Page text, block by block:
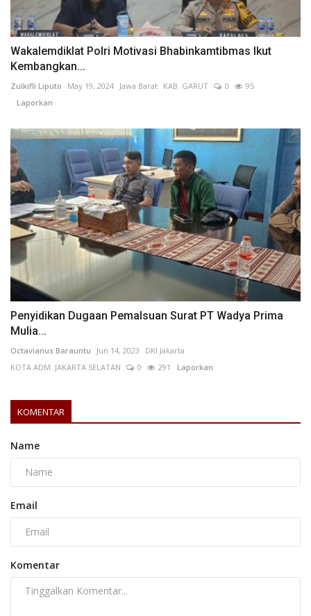
Wakalemdiklat Polri Motivasi Bhabinkamtibmas Ikut
Kembangkan...
Zulkifli Liputo May 19, 2024 Jawa Barat KAB. GARUT 0
95
Laporkan
Penyidikan Dugaan Pemalsuan Surat PT Wadya Prima
Mulia...
Octavianus Barauntu Jun 14, 2023
DKI Jakarta
KOTA ADM. JAKARTA SELATAN
0 291 Laporkan
KOMENTAR
Name
Email
Komentar